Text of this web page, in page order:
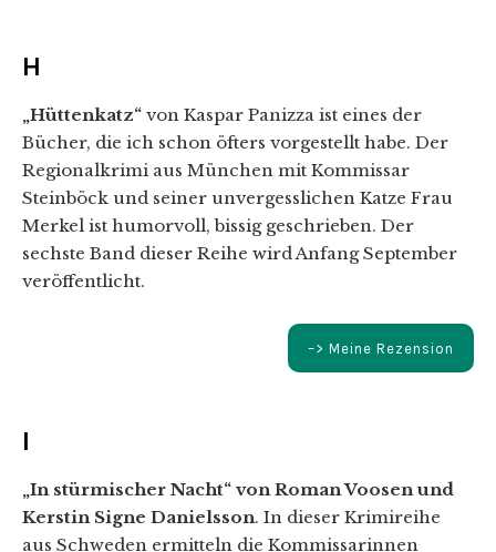
H
„Hüttenkatz“ von Kaspar Panizza ist eines der
Bücher, die ich schon öfters vorgestellt habe. Der
Regionalkrimi aus München mit Kommissar
Steinböck und seiner unvergesslichen Katze Frau
Merkel ist humorvoll, bissig geschrieben. Der
sechste Band dieser Reihe wird Anfang September
veröffentlicht.
–> Meine Rezension
I
„In stürmischer Nacht“ von Roman Voosen und
Kerstin Signe Danielsson. In dieser Krimireihe
aus Schweden ermitteln die Kommissarinnen